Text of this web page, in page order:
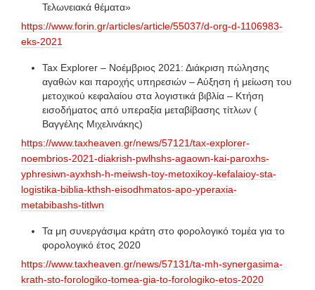
Τελωνειακά θέματα»
https://www.forin.gr/articles/article/55037/d-org-d-1106983-
eks-2021
Tax Explorer – Νοέμβριος 2021: Διάκριση πώλησης
αγαθών και παροχής υπηρεσιών – Αύξηση ή μείωση του
μετοχικού κεφαλαίου στα λογιστικά βιβλία – Κτήση
εισοδήματος από υπεραξία μεταβίβασης τίτλων (
Βαγγέλης Μιχελινάκης)
https://www.taxheaven.gr/news/57121/tax-explorer-
noembrios-2021-diakrish-pwlhshs-agaown-kai-paroxhs-
yphresiwn-ayxhsh-h-meiwsh-toy-metoxikoy-kefalaioy-sta-
logistika-biblia-kthsh-eisodhmatos-apo-yperaxia-
metabibashs-titlwn
Τα μη συνεργάσιμα κράτη στο φορολογικό τομέα για το
φορολογικό έτος 2020
https://www.taxheaven.gr/news/57131/ta-mh-synergasima-
krath-sto-forologiko-tomea-gia-to-forologiko-etos-2020